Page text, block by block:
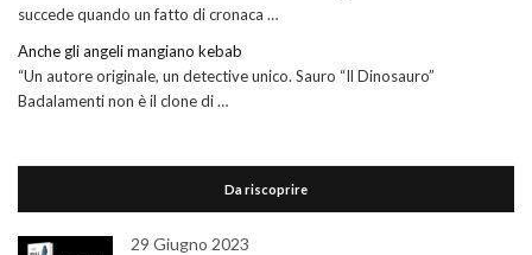
succede quando un fatto di cronaca …
Anche gli angeli mangiano kebab
“Un autore originale, un detective unico. Sauro “Il Dinosauro”
Badalamenti non è il clone di …
Da riscoprire
29 Giugno 2023